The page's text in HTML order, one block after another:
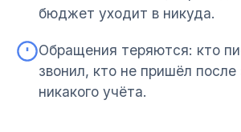
бюджет уходит в никуда.
Обращения теряются: кто
звонил, кто не пришёл
никакого учёта.